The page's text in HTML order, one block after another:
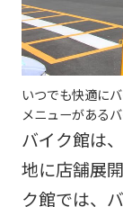
いつでも快適に
メニューがある
バイク館は
地に店舗展
ク館では、